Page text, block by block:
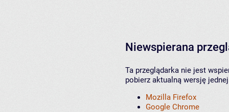
Niewspierana
Ta przeglądarka nie jest
pobierz aktualną wersję
Mozilla Firefox
Google Chrome